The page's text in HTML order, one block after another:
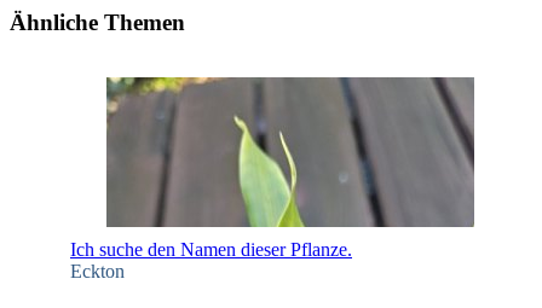
Ähnliche Themen
Ich suche den Namen dieser Pflanze.
Eckton